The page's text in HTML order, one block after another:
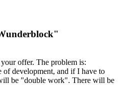
offer. The problem is:
of development, and if I have to
be "double work". There will be